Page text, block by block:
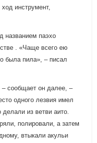
инструмент,
названием паэхо
. «Чаще всего ею
была пила», – писал
– сообщает он далее, –
одного лезвия имел
из ветви аито.
полировали, а затем
втыкали акульи